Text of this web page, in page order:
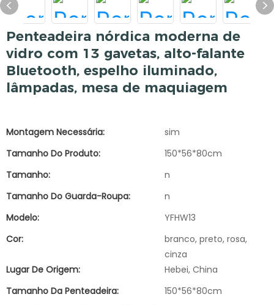
Penteadeira nórdica moderna de
vidro com 13 gavetas, alto-falante
Bluetooth, espelho iluminado,
lâmpadas, mesa de maquiagem
Montagem Necessária:
sim
Tamanho Do Produto:
150*56*80cm
Tamanho:
n
Tamanho Do Guarda-Roupa:
n
Modelo:
YFHW13
Cor:
branco, preto, rosa,
cinza
Lugar De Origem:
Hebei, China
Tamanho Da Penteadeira:
150*56*80cm